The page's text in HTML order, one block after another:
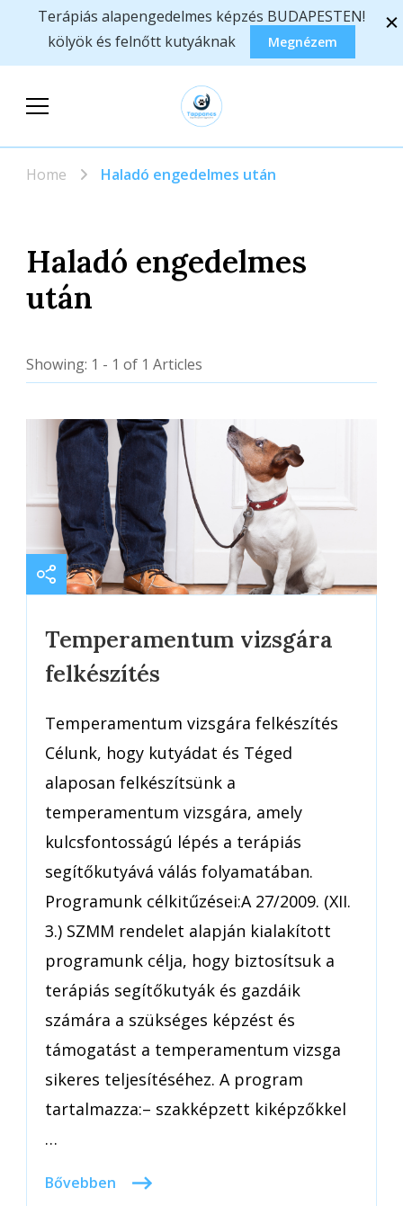
Terápiás alapengedelmes képzés BUDAPESTEN!
kölyök és felnőtt kutyáknak
Megnézem
Tappancs
Segítőkutyások
Egyesülete
Home Haladó engedelmes után
Haladó engedelmes
után
Showing: 1 - 1 of 1 Articles
Temperamentum vizsgára
felkészítés
Temperamentum vizsgára felkészítés
Célunk, hogy kutyádat és Téged
alaposan felkészítsünk a
temperamentum vizsgára, amely
kulcsfontosságú lépés a terápiás
segítőkutyává válás folyamatában.
Programunk célkitűzései:A 27/2009. (XII.
3.) SZMM rendelet alapján kialakított
programunk célja, hogy biztosítsuk a
terápiás segítőkutyák és gazdáik
számára a szükséges képzést és
támogatást a temperamentum vizsga
sikeres teljesítéséhez. A program
tartalmazza:– szakképzett kiképzőkkel
…
Bővebben